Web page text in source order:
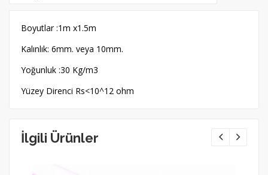
Boyutlar :1m x1.5m
Kalınlık: 6mm. veya 10mm.
Yoğunluk :30 Kg/m3
Yüzey Direnci Rs<10^12 ohm
İlgili Ürünler